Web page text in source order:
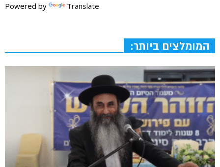
Powered by Translate
המומלצים ביותר: